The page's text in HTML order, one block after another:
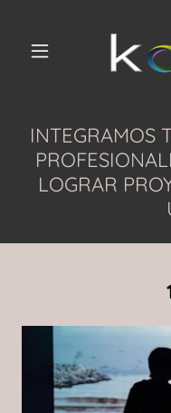
INTEGRAMOS
LOGRAR